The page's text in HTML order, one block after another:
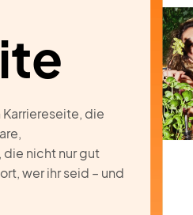
die
nicht nur gut
wer ihr seid – und